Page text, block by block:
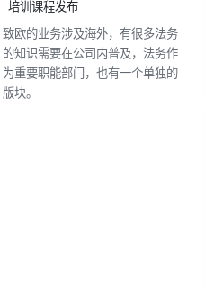
培训课程发布
致欧的业务涉及海外，有很多法务
的知识需要在公司内普及，法务作
为重要职能部门，也有一个单独的
版块。